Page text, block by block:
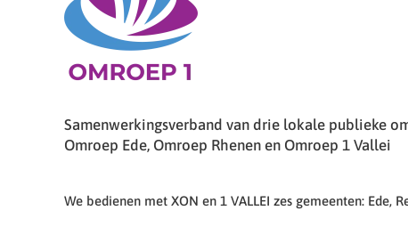
Samenwerkingsverband van drie lokale publieke
Omroep Ede, Omroep Rhenen en Omroep 1 Vallei
We bedienen met XON en 1 VALLEI zes gemeenten: Ede,